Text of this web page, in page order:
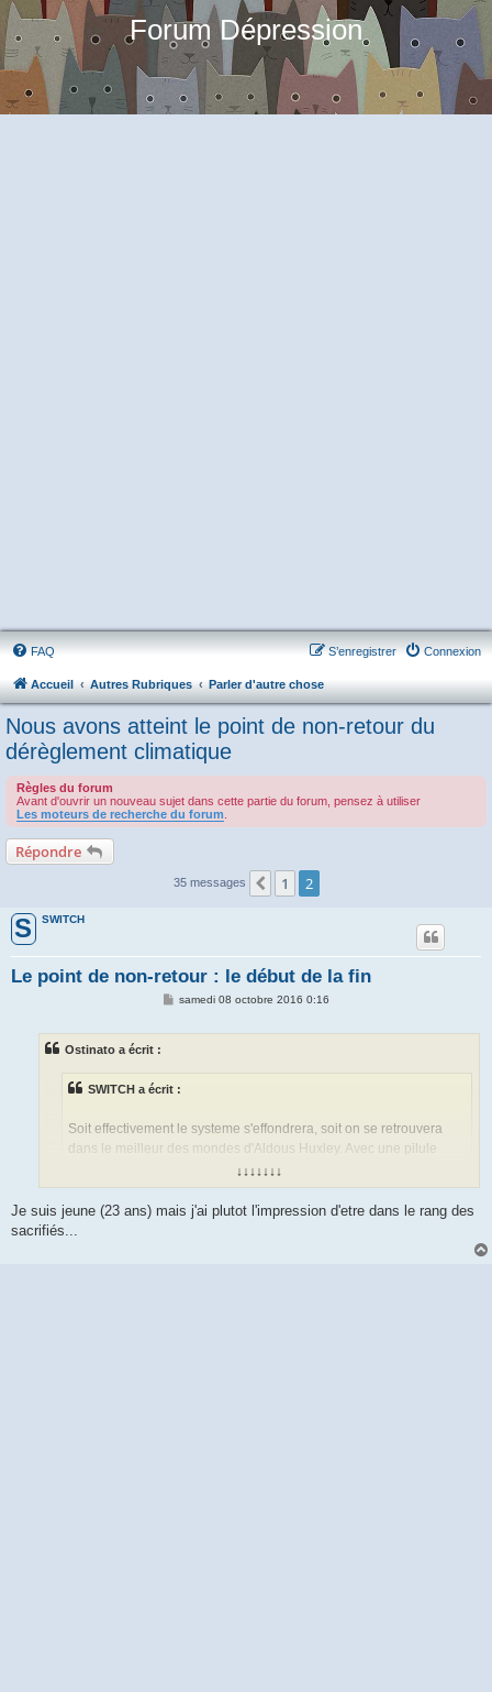
Forum Dépression
FAQ Connexion
S’enregistrer
Accueil Autres Rubriques Parler d'autre chose
Nous avons atteint le point de non-retour du
dérèglement climatique
Règles du forum
Avant d'ouvrir un nouveau sujet dans cette partie du forum, pensez à utiliser
Les moteurs de recherche du forum
Répondre
35 messages Précédente
1 2
S SWITCH
Le point de non-retour : le début de la fin
Msamedi 08 octobre 2016 0:16
Ostinato a écrit :
SWITCH a écrit :
Soit effectivement le systeme s'effondrera, soit on se retrouvera
dans le meilleur des mondes d'Aldous Huxley. Avec une pilule
pour nous satisfaire de ce qu'on a, c'est plus ou moins le principe
des anti dépresseurs quand on y pense.
On y est déjà dans le monde d'Aldous Huxley, ce monde dépressif avec
↓↓↓↓↓↓↓
Je suis jeune (23 ans) mais j'ai plutot l'impression d'etre dans le rang des
sacrifiés...